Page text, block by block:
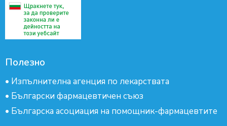
Полезно
• Изпълнителна агенция по лекарствата
• Български фармацевтичен съюз
• Българска асоциация на помощник-фармацевтите